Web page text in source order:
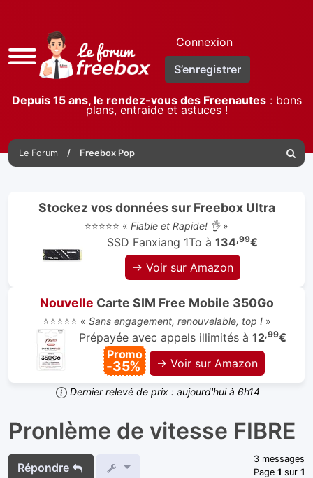
Accès
rapide
Connexion
S’enregistrer
Depuis 15 ans, le rendez-vous des Freenautes: bons
plans, entraide et astuces !
Le Forum Freebox Pop
Stockez vos données sur Freebox Ultra
⭐⭐⭐⭐⭐ « Fiable et Rapide! 👌»
SSD Fanxiang 1To à 134,99€
→ Voir sur Amazon
Nouvelle Carte SIM Free Mobile 350Go
⭐⭐⭐⭐⭐ « Sans engagement, renouvelable, top !»
Prépayée avec appels illimités à 12,99€
Promo
-35% → Voir sur Amazon
Dernier relevé de prix : aujourd'hui à 6h14
Pronlème de vitesse FIBRE
Répondre
3 messages
Page1 sur1